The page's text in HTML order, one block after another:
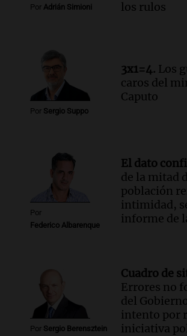
Audio.El Tesoro Nacional
Episodios
Audio.La lección del Titanic
humildad en tiempos de
según San Ignacio de Loyola
Audio.
agua entra por donde
imaginamos"
Una Mañana para todos Rosario
Episodios
Por Adrián Simioni
los rulos
Por Sergio Suppo
3x1=4. Los
caros del
Caputo
Por
Federico Albarenque
El dato
de la mitad
población
intimidad,
informe de
Por Sergio Berensztein
Cuadro de
Errores no
del
intento por
iniciativa